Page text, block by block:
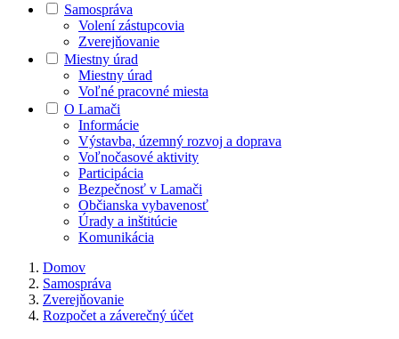
Samospráva
Volení zástupcovia
Zverejňovanie
Miestny úrad
Miestny úrad
Voľné pracovné miesta
O Lamači
Informácie
Výstavba, územný rozvoj a doprava
Voľnočasové aktivity
Participácia
Bezpečnosť v Lamači
Občianska vybavenosť
Úrady a inštitúcie
Komunikácia
Domov
Samospráva
Zverejňovanie
Rozpočet a záverečný účet